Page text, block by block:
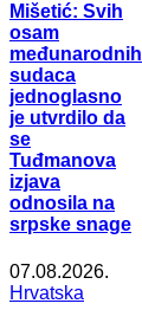
Mišetić: Svih
osam
međunarodnih
sudaca
jednoglasno
je utvrdilo da
se
Tuđmanova
izjava
odnosila na
srpske snage
07.08.2026.
Hrvatska